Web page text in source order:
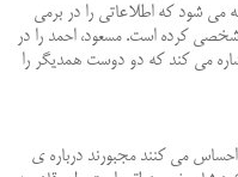
شود که اطلاعاتی را در برمی
شخصی کرده است. مسعود، احمد را در
می کند که دو دوست همدیگر را
می کنند مجبورند درباره ی